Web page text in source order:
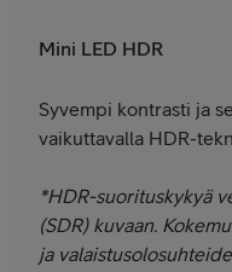
Mini LED HDR
Syvempi kontrasti ja
vaikuttavalla HDR-
*HDR-suorituskykyä
(SDR) kuvaan.
ja